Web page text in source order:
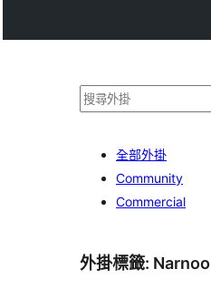
搜
全部外掛
Community
Commercial
外掛標籤: Narnoo